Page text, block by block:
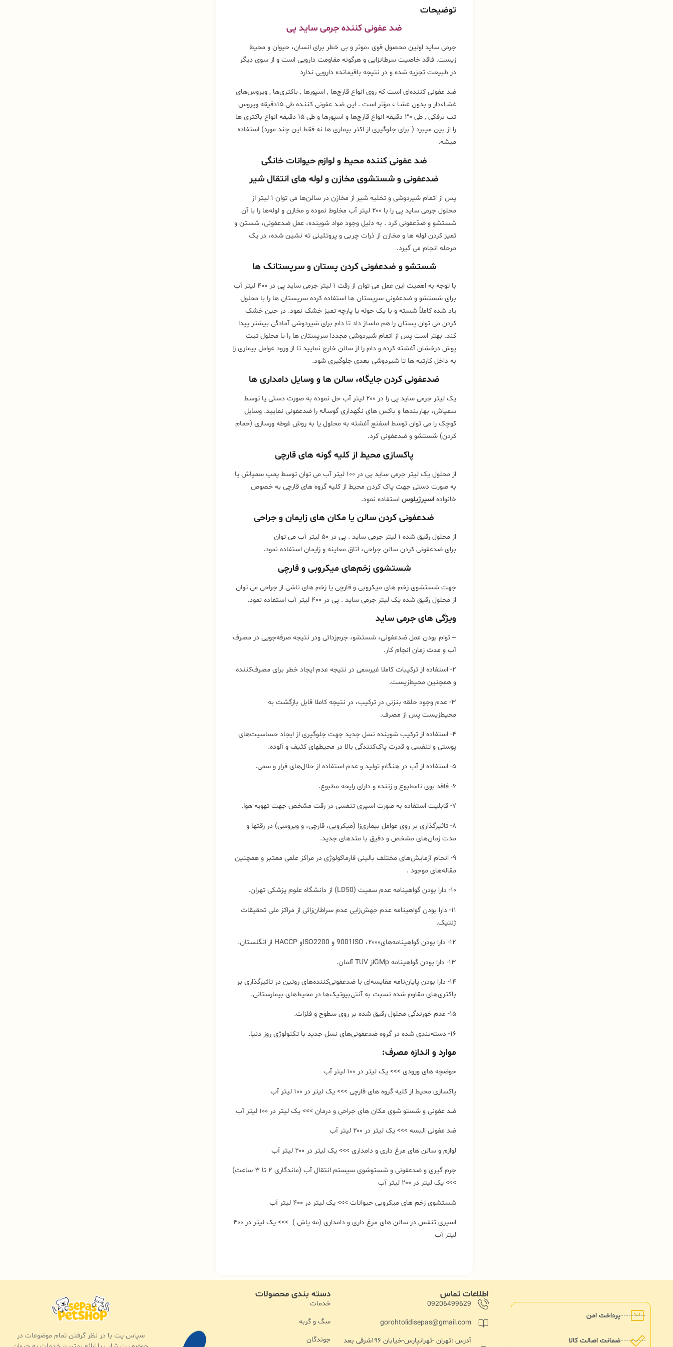
توضیحات
ضد عفونی کننده جرمی ساید پی
جرمی ساید اولین محصول قوی ،موثر و بی خطر برای انسان، حیوان و محیط
زیست. فاقد خاصیت سرطانزایی و هرگونه مقاومت دارویی است و از سوی دیگر
در طبیعت تجزیه شده و در نتیجه باقیمانده دارویی ندارد
ضد عفونی ‌کننده‌ای است که روی انواع قارچ‌ها , اسپورها , باکتری‌ها , ویروس‌های
غشـاءدار و بدون غشـا ء مؤثر است . این ضـد عفونی ‌کننـده طی ۱۵دقیقه ویروس
تب برفکی , طی ۳۰ دقیقه انواع قارچ‌ها و اسپورها و طی ۱۵ دقیقه انواع باکتری ‌ها
را از بین میبرد ( برای جلوگیری از اکثر بیماری ها نه فقط این چند مورد) استفاده
میشه.
ضد عفونی کننده محیط و لوازم حیوانات خانگی
ضدعفونی و شستشوی مخازن و لوله های انتقال شیر
پس از اتمام شیردوشی و تخلیه شیر از مخازن در سالن‌ها می توان ۱ لیتر از
محلول جرمی ساید پی را با ۲۰۰ لیتر آب مخلوط نموده و مخازن و لوله‌ها را با آن
شستشو و ضدّعفونی کرد . به دلیل وجود مواد شوینده، عمل ضدعفونی، شستن و
تمیز کردن لوله ها و مخازن از ذرات چربی و پروتئینی ته نشین شده، در یک
مرحله انجام می گیرد.
شستشو و ضدعفونی کردن پستان و سرپستانک ها
با توجه به اهمیت این عمل می توان از رقت ۱ لیتر جرمی ساید پی در ۴۰۰ لیتر آب
برای شستشو و ضدعفونی سرپستان ها استفاده کرده سرپستان ها را با محلول
یاد شده کاملاً شسته و با یک حوله یا پارچه تمیز خشک نمود. در حین خشک
کردن می توان پستان را هم ماساژ داد تا دام برای شیردوشی آمادگی بیشتر پیدا
کند. بهتر است پس از اتمام شیردوشی مجددا سرپستان ها را با محلول تیت
پوش درخشان آغشته کرده و دام را از سالن خارج نمایید تا از ورود عوامل بیماری زا
به داخل کارتیه ها تا شیردوشی بعدی جلوگیری شود.
ضدعفونی کردن جایگاه، سالن ها و وسایل دامداری ها
یک لیتر جرمی ساید پی را در ۲۰۰ لیتر آب حل نموده به صورت دستی یا توسط
سمپاش، بهاربندها و باکس های نگهداری گوساله را ضدعفونی نمایید. وسایل
کوچک را می توان توسط اسفنج آغشته به محلول یا به روش غوطه ورسازی (حمام
کردن) شستشو و ضدعفونی کرد.
پاکسازی محیط از کلیه گونه های قارچی
از محلول یک لیتر جرمی ساید پی در ۱۰۰ لیتر آب می توان توسط پمپ سمپاش یا
به صورت دستی جهت پاک کردن محیط از کلیه گروه های قارچی به خصوص
خانوادهاسپرژیلوس استفاده نمود.
ضدعفونی کردن سالن یا مکان های زایمان و جراحی
از محلول رقیق شده ۱ لیتر جرمی ساید . پی در ۵۰ لیتر آب می توان
برای ضدعفونی کردن سالن جراحی، اتاق معاینه و زایمان استفاده نمود.
شستشوی زخم‌های میکروبی و قارچی
جهت شستشوی زخم های میکروبی و قارچی یا زخم های ناشی از جراحی می توان
از محلول رقیق شده یک لیتر جرمی ساید . پی در ۴۰۰ لیتر آب استفاده نمود.
ویژگی های جرمی ساید
– توام بودن عمل ضد‌عفونی، شستشو، جرم‌زدائی ودر نتیجه صرفه‌جویی در مصرف
آب و مدت زمان انجام کار.
۲- استفاده از ترکیبات کاملا غیر‌سمی در نتیجه عدم ایجاد خطر برای مصرف‌کننده
و همچنین محیط‌زیست.
۳- عدم وجود حلقه بنزنی در ترکیب، در نتیجه کاملا قابل بازگشت به
محیط‌زیست پس از مصرف.
۴- استفاده از ترکیب شوینده نسل جدید جهت جلوگیری از ایجاد حساسیت‌های
پوستی و تنفسی و قدرت پاک‌کنندگی بالا در محیطهای کثیف و آلوده.
۵- استفاده از آب در هنگام تولید و عدم استفاده از حلال‌های فرار و سمی.
۶- فاقد بوی نا‌مطبوع و زننده و دارای رایحه مطبوع.
۷- قابلیت استفاده به صورت اسپری تنفسی در رقت مشخص جهت تهویه هوا.
۸- تاثیر‌گذاری بر روی عوامل بیماری‌زا (میکروبی، قارچی، و ویروسی) در رقتها و
مدت زمان‌های مشخص و دقیق با متدهای جدید.
۹- انجام آزمایش‌های مختلف بالینی فارماکولوژی در مراکز علمی معتبر و همچنین
مقاله‌های موجود .
۱۰- دارا بودن گواهینامه عدم سمیت (‌LD50‌) از دانشگاه علوم پزشکی تهران.
۱۱- دارا بودن گواهینامه عدم جهش‌زایی عدم سراطان‌زائی از مراکز ملی تحقیقات
ژنتیک.
۱۲- دارا بودن گواهینامه‌های۲۰۰۰، 9001ISO و ISO2200و HACCP از انگلستان.
۱۳- دارا بودن گواهینامه GMpاز TUV آلمان.
۱۴- دارا بودن پایان‌نامه مقایسه‌ای با ضد‌عفونی‌کننده‌های روتین در تاثیر‌گذاری بر
باکتری‌های مقاوم شده نسبت به آنتی‌بیوتیک‌ها در محیط‌های بیمارستانی.
۱۵- عدم خورندگی محلول رقیق شده بر روی سطوح و فلزات.
۱۶- دسته‌بندی شده در گروه ضدعفونی‌های نسل جدید با تکنولوژی روز دنیا.
موارد و اندازه مصرف:
حوضچه های ورودی >>> یک لیتر در ۱۰۰ لیتر آب
پاکسازی محیط از کلیه گروه های قارچی >>> یک لیتر در ۱۰۰ لیتر آب
ضد عفونی و شستو شوی مکان های جراحی و درمان >>> یک لیتر در ۱۰۰ لیتر آب
ضد عفونی البسه >>> یک لیتر در ۲۰۰ لیتر آب
لوازم و سالن های مرغ داری و دامداری >>> یک لیتر در ۲۰۰ لیتر آب
جرم گیری و ضدعفونی و شستوشوی سیستم انتقال آب (ماندگاری ۲ تا ۳ ساعت)
>>> یک لیتر در ۲۰۰ لیتر آب
شستشوی زخم های میکروبی حیوانات >>> یک لیتر در ۴۰۰ لیتر آب
اسپری تنفس در سالن های مرغ داری و دامداری (مه پاش ) >>> یک لیتر در ۴۰۰
لیتر آب
پرداخت امن
ضمانت اصالت کالا
اطلاعات تماس
09206499629
gorohtolidisepas@gmail.com
آدرس :تهران -تهرانپارس-خیابان ۱۹۶شرقی بعد
دسته بندی محصولات
خدمات
سگ و گربه
جوندگان
سپاس پت با در نظر گرفتن تمام موضوعات در